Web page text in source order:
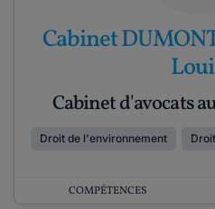
Cabinet
Cabinet d'avocats
Droit de l'environnement
COMPÉTENCES